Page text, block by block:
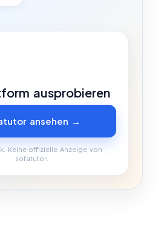
ausprobieren
ansehen →
Keine offizielle Anzeige von
sofatutor.